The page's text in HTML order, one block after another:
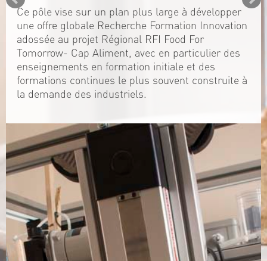
Ce pôle vise sur un plan plus large à développer
une offre globale Recherche Formation Innovation
adossée au projet Régional RFI Food For
Tomorrow- Cap Aliment, avec en particulier des
enseignements en formation initiale et des
formations continues le plus souvent construite à
la demande des industriels.